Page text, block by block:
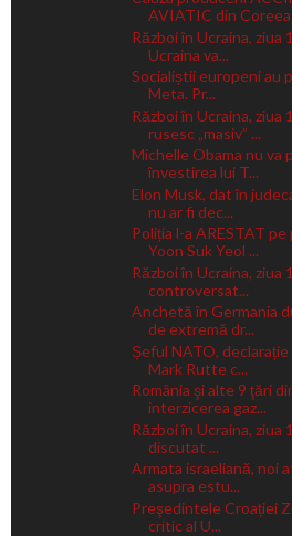
AVIATIC din Coreea
Război în Ucraina, ziua
Ucraina va...
Socialiștii europeni au
Meta. Pr...
Război în Ucraina, ziua
rusesc „masiv” ...
Michelle Obama nu va
învestirea lui T...
Elon Musk, dat în
nu ar fi dec...
Poliția l-a ARESTAT
Yoon Suk Yeol ...
Război în Ucraina, ziua
controversat...
Anchetă în Germania
de extremă dr...
Șeful NATO,
Mark Rutte c...
România şi alte 9 ţări
interzicerea gaz...
Război în Ucraina, ziua
discutat ...
Armata israeliană, noi
asupra estu...
Preşedintele Croației
critic al U...